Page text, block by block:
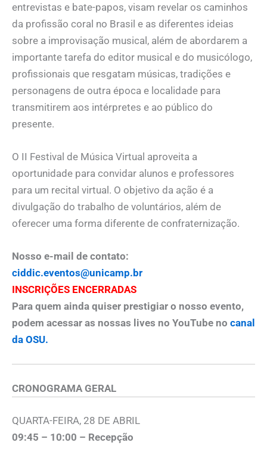
entrevistas e bate-papos, visam revelar os caminhos
da profissão coral no Brasil e as diferentes ideias
sobre a improvisação musical, além de abordarem a
importante tarefa do editor musical e do musicólogo,
profissionais que resgatam músicas, tradições e
personagens de outra época e localidade para
transmitirem aos intérpretes e ao público do
presente.
O II Festival de Música Virtual aproveita a
oportunidade para convidar alunos e professores
para um recital virtual. O objetivo da ação é a
divulgação do trabalho de voluntários, além de
oferecer uma forma diferente de confraternização.
Nosso e-mail de contato:
ciddic.eventos@unicamp.br
INSCRIÇÕES ENCERRADAS
Para quem ainda quiser prestigiar o nosso evento,
podem acessar as nossas lives no YouTube no canal
da OSU.
CRONOGRAMA GERAL
QUARTA-FEIRA, 28 DE ABRIL
09:45 – 10:00 – Recepção